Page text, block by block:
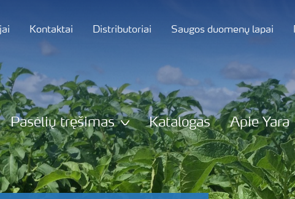
Kontaktai Distributoriai Saugos duomenų lapai
Pasėlių tręšimas Katalogas Apie Yara